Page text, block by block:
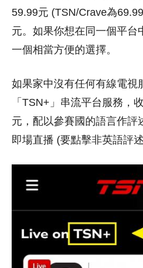
59.99元 (TSN/Crave為
元。如果你想在同一個平台
一個相當方便的選擇。
如果家中沒有任何有線電視
「TSN+」串流平台服務，
元，配以參賽國的語言作評
即場直播 (要點擊非英語評述